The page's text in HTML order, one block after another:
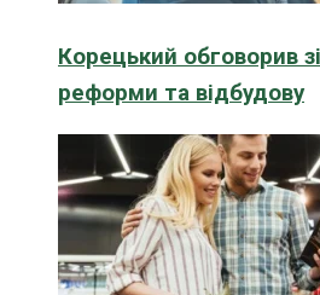
Корецький обговорив
реформи та відбудову